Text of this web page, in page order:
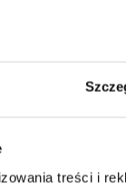
treści i